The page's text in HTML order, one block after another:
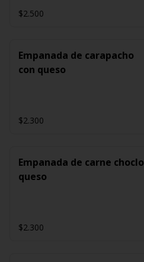
$2.500
Empanada de carapacho
con queso
$2.300
Empanada de carne choclo
queso
$2.300